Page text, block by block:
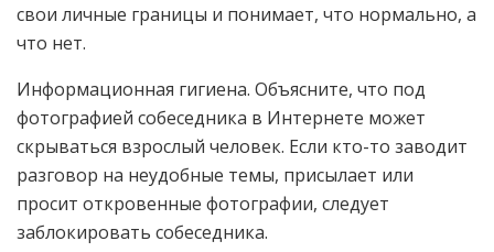
свои личные границы и понимает, что нормально, а
что нет.
Информационная гигиена. Объясните, что под
фотографией собеседника в Интернете может
скрываться взрослый человек. Если кто-то заводит
разговор на неудобные темы, присылает или
просит откровенные фотографии, следует
заблокировать собеседника.